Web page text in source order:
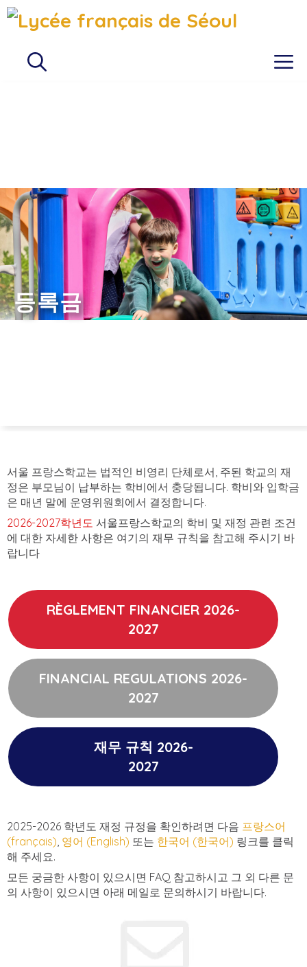
Aller
au
등록금
서울 프랑스학교는 법적인 비영리 단체로서, 주된 학교의 재
정은 부모님이 납부하는 학비에서 충당됩니다. 학비와 입학금
은 매년 말에 운영위원회에서 결정합니다.
2026-2027학년도 서울프랑스학교의 학비 및 재정 관련 조건
에 대한 자세한 사항은 여기의 재무 규칙을 참고해 주시기 바
랍니다
RÈGLEMENT FINANCIER 2026-
2027
FINANCIAL REGULATIONS 2026-
2027
재무 규칙 2026-
2027
2025-2026 학년도 재정 규정을 확인하려면 다음 프랑스어
(français), 영어 (English) 또는 한국어 (한국어) 링크를 클릭
해 주세요.
모든 궁금한 사항이 있으시면 FAQ 참고하시고 그 외 다른 문
의 사항이 있으시면 아래 메일로 문의하시기 바랍니다.